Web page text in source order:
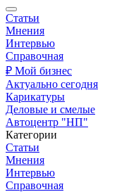
Статьи
Мнения
Интервью
Справочная
₽ Мой бизнес
Актуально сегодня
Карикатуры
Деловые и смелые
Автоцентр "НП"
Категории
Статьи
Мнения
Интервью
Справочная